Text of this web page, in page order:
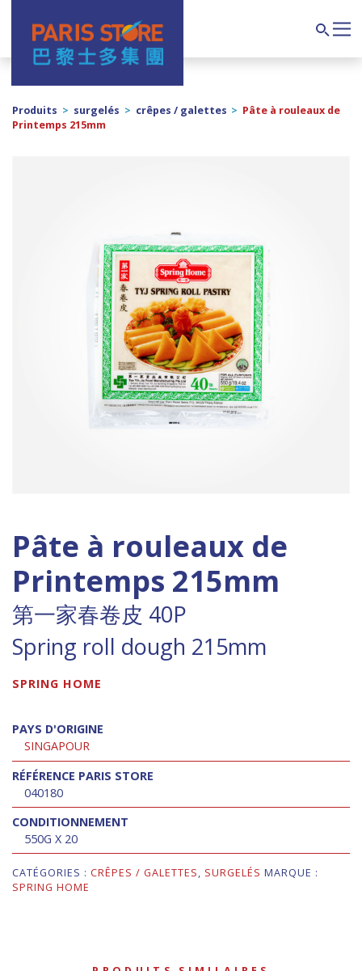
Navigation principale
Produits > surgelés > crêpes / galettes > Pâte à rouleaux de
Printemps 215mm
Pâte à rouleaux de
Printemps 215mm
第一家春卷皮 40P
Spring roll dough 215mm
SPRING HOME
PAYS D'ORIGINE
SINGAPOUR
RÉFÉRENCE PARIS STORE
040180
CONDITIONNEMENT
550G X 20
CATÉGORIES : CRÊPES / GALETTES, SURGELÉS MARQUE :
SPRING HOME